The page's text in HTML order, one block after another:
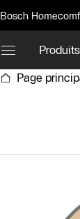
Bosch
Produits
Page